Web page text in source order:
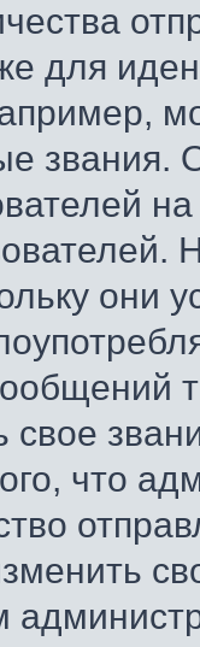
для
звания.
они
свое
что